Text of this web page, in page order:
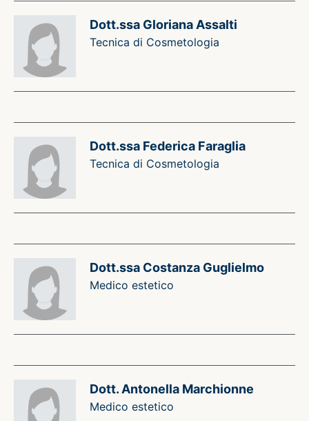
Dott.ssa Gloriana Assalti
Tecnica di Cosmetologia
Dott.ssa Federica Faraglia
Tecnica di Cosmetologia
Dott.ssa Costanza Guglielmo
Medico estetico
Dott. Antonella Marchionne
Medico estetico